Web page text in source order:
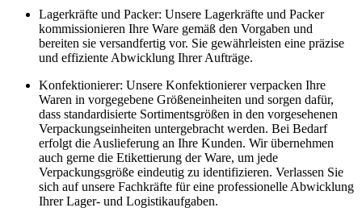
Lagerkräfte und Packer: Unsere Lagerkräfte und Packer
kommissionieren Ihre Ware gemäß den Vorgaben und
bereiten sie versandfertig vor. Sie gewährleisten eine präzise
und effiziente Abwicklung Ihrer Aufträge.
Konfektionierer: Unsere Konfektionierer verpacken Ihre
Waren in vorgegebene Größeneinheiten und sorgen dafür,
dass standardisierte Sortimentsgrößen in den vorgesehenen
Verpackungseinheiten untergebracht werden. Bei Bedarf
erfolgt die Auslieferung an Ihre Kunden. Wir übernehmen
auch gerne die Etikettierung der Ware, um jede
Verpackungsgröße eindeutig zu identifizieren. Verlassen Sie
sich auf unsere Fachkräfte für eine professionelle Abwicklung
Ihrer Lager- und Logistikaufgaben.